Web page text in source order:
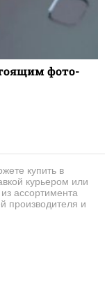
фото-
купить в
курьером или
ассортимента
производителя и